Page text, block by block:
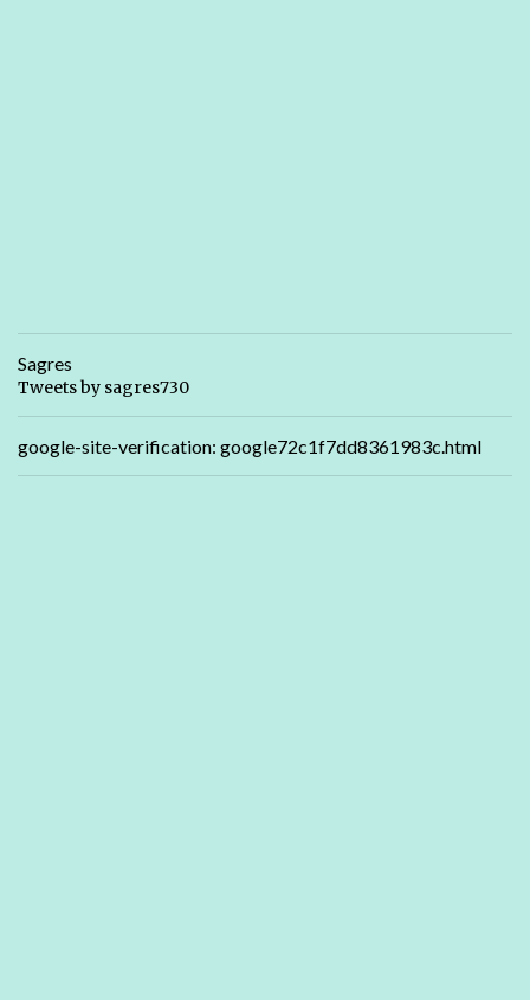
Sagres
Tweets by sagres730
google-site-verification: google72c1f7dd8361983c.html